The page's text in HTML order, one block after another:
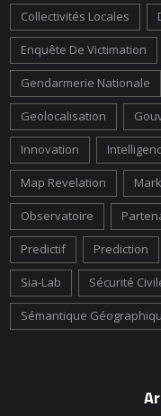
Collectivités Locales
Enquête De Victimation
Gendarmerie Nationale
Geolocalisation
Innovation
Map Revelation
Observatoire
Predictif Prediction
Sia-Lab Sécurité
Sémantique